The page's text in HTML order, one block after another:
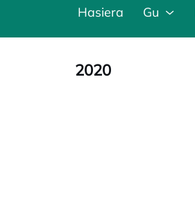
Hasiera Gu
2020